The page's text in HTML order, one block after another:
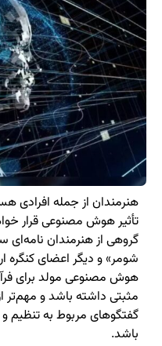
هنرمندان از جمله افرادی
تأثیر هوش مصنوعی قرار
گروهی از هنرمندان نامه‌ای
شومر» و دیگر اعضای کنگره
هوش مصنوعی مولد برای
مثبتی داشته باشد و مهم‌تر
گفتگوهای مربوط به تنظیم
باشد.